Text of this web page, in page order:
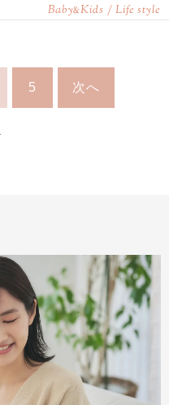
Baby&Kids / Life style
5 次へ